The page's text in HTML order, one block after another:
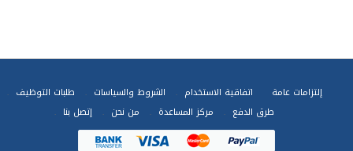
إلتزامات عامة اتفاقية الاستخدام الشروط والسياسات
طلبات التوظيف
طرق الدفع
مركز المساعدة من نحن إتصل بنا